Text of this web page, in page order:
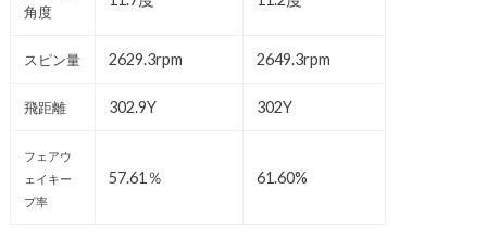
角度
スピン量 2629.3rpm 2649.3rpm
飛距離 302.9Y 302Y
フェアウ
ェイキー
プ率
57.61％ 61.60%